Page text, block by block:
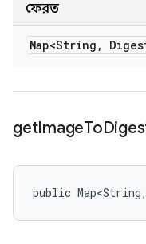
ফেরত
Map<String ,
getImageTo
public